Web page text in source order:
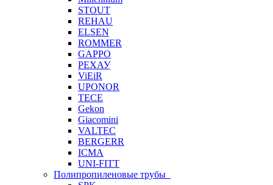
STOUT
REHAU
ELSEN
ROMMER
GAPPO
РЕХАУ
ViEiR
UPONOR
TECE
Gekon
Giacomini
VALTEC
BERGERR
ICMA
UNI-FITT
Полипропиленовые трубы